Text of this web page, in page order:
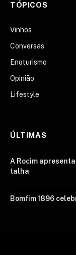
TÓPICOS
Vinhos
Conversas
Enoturismo
Opinião
Lifestyle
ÚLTIMAS
A Rocim
talha
Bomfim 1896